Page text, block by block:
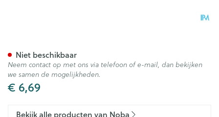
€ 6,69
Niet beschikbaar
Neem contact op met ons via telefoon of e-mail, dan bekijken
we samen de mogelijkheden.
Bekijk alle producten van Noba